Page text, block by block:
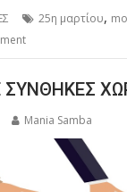
25η μαρτίου,
ΣΥΝΘΗΚΕΣ
Mania Samba